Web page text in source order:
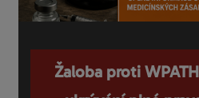
Žaloba proti